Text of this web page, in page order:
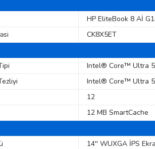
HP EliteBook 8 Aİ G1i
CK8X5ET
Intel® Core™ Ultra
Intel® Core™ Ultra 5
12
12 MB SmartCache
14'' WUXGA İPS